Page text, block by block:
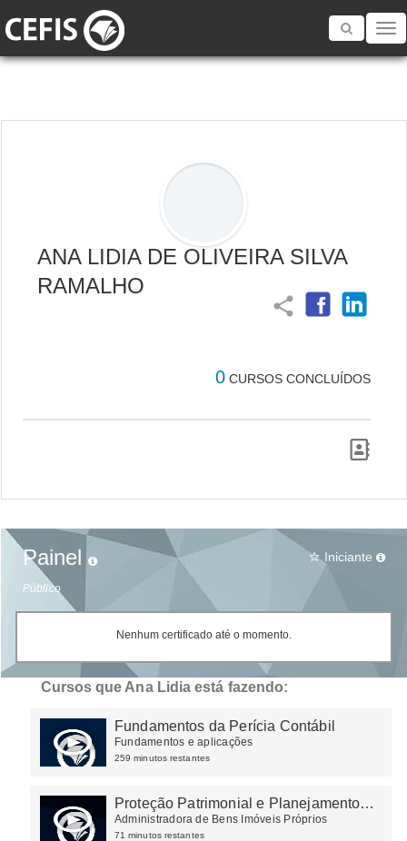
Toggle
ANA LIDIA DE OLIVEIRA SILVA
RAMALHO
share
0 CURSOS CONCLUÍDOS
Painel
Público
star_border Iniciante
Nenhum certificado até o momento.
Cursos que Ana Lidia está fazendo:
Fundamentos da Perícia Contábil
Fundamentos e aplicações
259 minutos restantes
Proteção Patrimonial e Planejamento
Tributário
Administradora de Bens Imóveis Próprios
71 minutos restantes